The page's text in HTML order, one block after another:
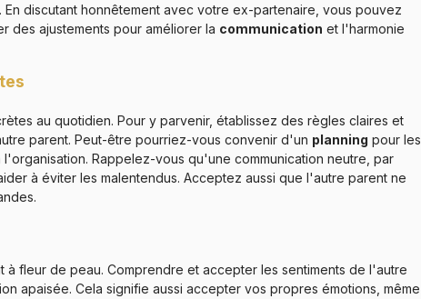
discutant honnêtement avec votre ex-partenaire, vous pouvez
des ajustements pour améliorer la communication et l'harmonie
au quotidien. Pour y parvenir, établissez des règles claires et
parent. Peut-être pourriez-vous convenir d'un planning pour les
Rappelez-vous qu'une communication neutre, par
à éviter les malentendus. Acceptez aussi que l'autre parent ne
à fleur de peau. Comprendre et accepter les sentiments de l'autre
apaisée. Cela signifie aussi accepter vos propres émotions, même